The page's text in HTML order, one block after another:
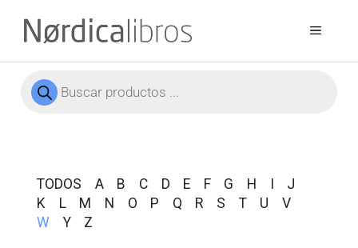
TODOS A B C D E F G H I
J
K
L M N O P Q R S T U
V
W
Y Z